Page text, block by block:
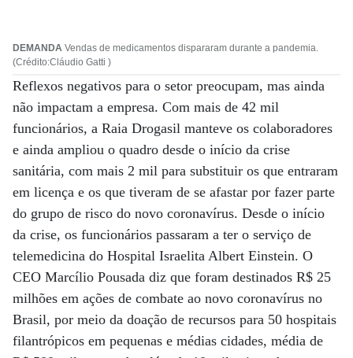
DEMANDA Vendas de medicamentos dispararam durante a pandemia.
(Crédito:Cláudio Gatti )
Reflexos negativos para o setor preocupam, mas ainda
não impactam a empresa. Com mais de 42 mil
funcionários, a Raia Drogasil manteve os colaboradores
e ainda ampliou o quadro desde o início da crise
sanitária, com mais 2 mil para substituir os que entraram
em licença e os que tiveram de se afastar por fazer parte
do grupo de risco do novo coronavírus. Desde o início
da crise, os funcionários passaram a ter o serviço de
telemedicina do Hospital Israelita Albert Einstein. O
CEO Marcílio Pousada diz que foram destinados R$ 25
milhões em ações de combate ao novo coronavírus no
Brasil, por meio da doação de recursos para 50 hospitais
filantrópicos em pequenas e médias cidades, média de